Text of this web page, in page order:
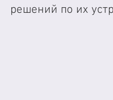
решений по их